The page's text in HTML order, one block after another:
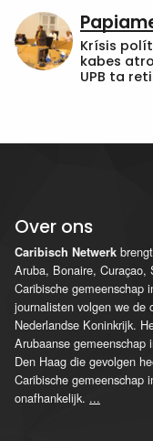
Krísis
kabes
UPB ta
Over ons
Caribisch Netwerk
Aruba, Bonaire,
Caribische gemeenschap
journalisten volgen we de
Nederlandse Koninkrijk.
Arubaanse
Den Haag die gevolgen
Caribische gemeenschap
onafhankelijk. ...